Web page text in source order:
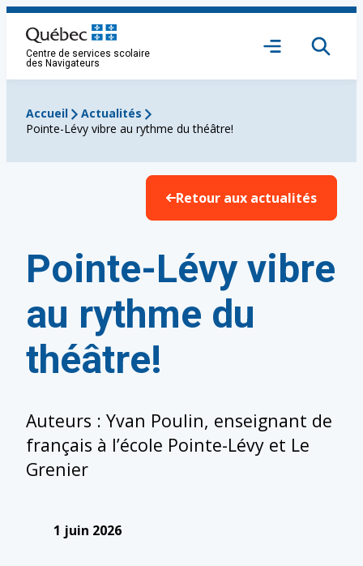
Aller
contenu
Centre de services scolaire
des Navigateurs
Ouvrir
Accueil
Actualités
Pointe-Lévy vibre au rythme du théâtre!
Retour aux actualités
Pointe-Lévy vibre
au rythme du
théâtre!
Auteurs : Yvan Poulin, enseignant de
français à l’école Pointe-Lévy et Le
Grenier
1 juin 2026